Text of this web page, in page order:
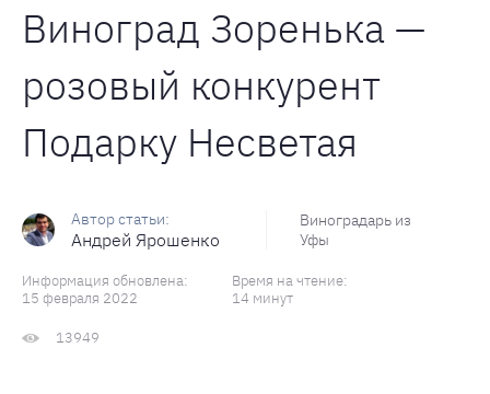
Виноград Зоренька —
розовый конкурент
Подарку Несветая
Андрей Ярошенко
Виноградарь из
Уфы
Информация обновлена:
15 февраля 2022
Время на чтение:
14 минут
13949